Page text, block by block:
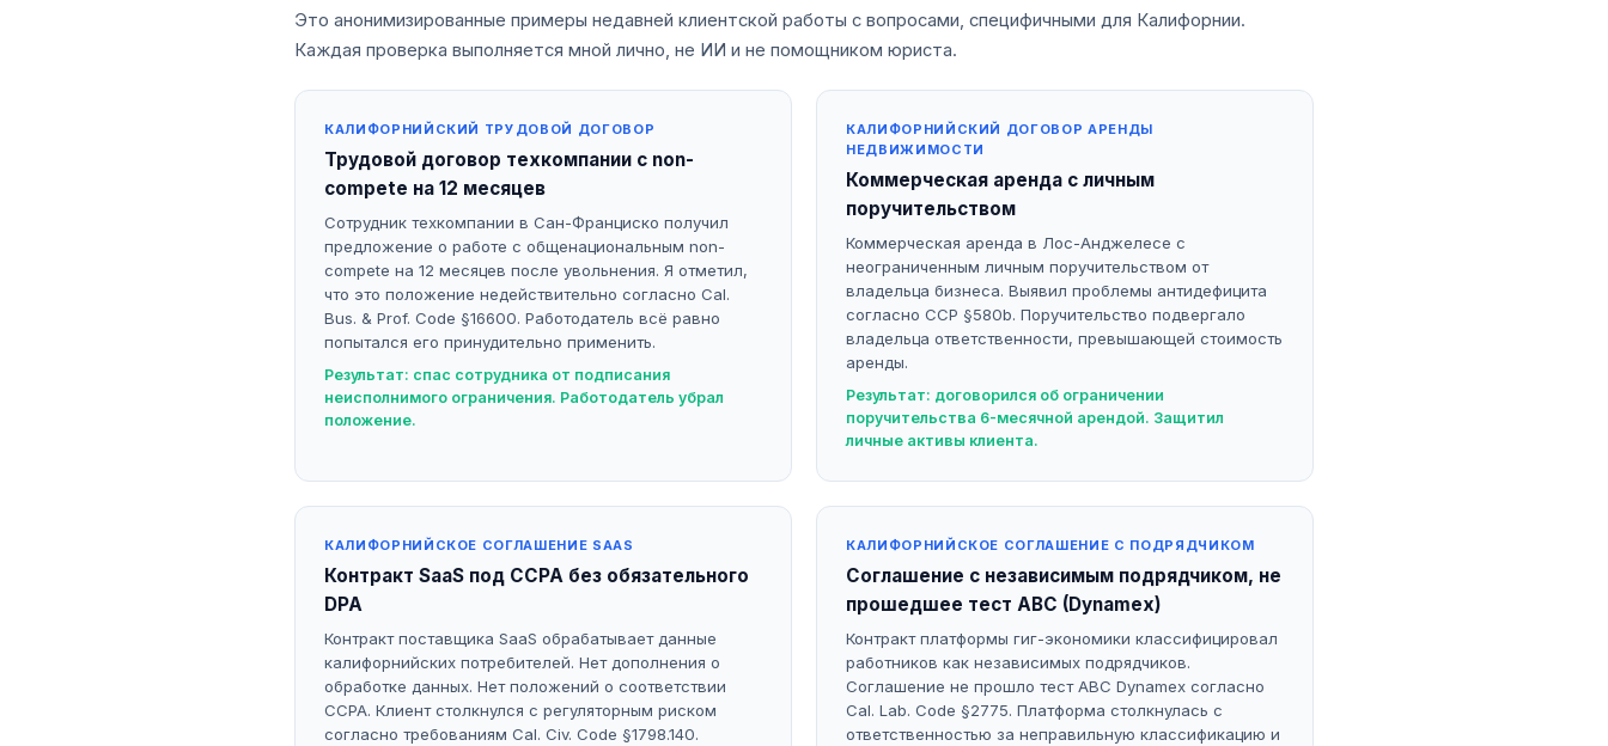
Это анонимизированные примеры недавней клиентской работы с вопросами, специфичными для Калифорнии.
Каждая проверка выполняется мной лично, не ИИ и не помощником юриста.
КАЛИФОРНИЙСКИЙ ТРУДОВОЙ ДОГОВОР
Трудовой договор техкомпании с non-
compete на 12 месяцев
Сотрудник техкомпании в Сан-Франциско получил
предложение о работе с общенациональным non-
compete на 12 месяцев после увольнения. Я отметил,
что это положение недействительно согласно Cal.
Bus. & Prof. Code §16600. Работодатель всё равно
попытался его принудительно применить.
Результат: спас сотрудника от подписания
неисполнимого ограничения. Работодатель убрал
положение.
КАЛИФОРНИЙСКИЙ ДОГОВОР АРЕНДЫ
НЕДВИЖИМОСТИ
Коммерческая аренда с личным
поручительством
Коммерческая аренда в Лос-Анджелесе с
неограниченным личным поручительством от
владельца бизнеса. Выявил проблемы антидефицита
согласно CCP §580b. Поручительство подвергало
владельца ответственности, превышающей стоимость
аренды.
Результат: договорился об ограничении
поручительства 6-месячной арендой. Защитил
личные активы клиента.
КАЛИФОРНИЙСКОЕ СОГЛАШЕНИЕ SAAS
Контракт SaaS под CCPA без обязательного
DPA
Контракт поставщика SaaS обрабатывает данные
калифорнийских потребителей. Нет дополнения о
обработке данных. Нет положений о соответствии
CCPA. Клиент столкнулся с регуляторным риском
согласно требованиям Cal. Civ. Code §1798.140.
КАЛИФОРНИЙСКОЕ СОГЛАШЕНИЕ С ПОДРЯДЧИКОМ
Соглашение с независимым подрядчиком, не
прошедшее тест ABC (Dynamex)
Контракт платформы гиг-экономики классифицировал
работников как независимых подрядчиков.
Соглашение не прошло тест ABC Dynamex согласно
Cal. Lab. Code §2775. Платформа столкнулась с
ответственностью за неправильную классификацию и